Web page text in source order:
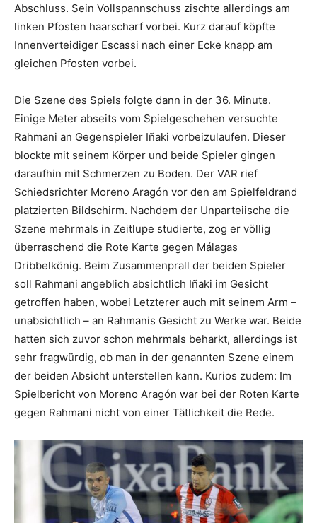
Abschluss. Sein Vollspannschuss zischte allerdings am
linken Pfosten haarscharf vorbei. Kurz darauf köpfte
Innenverteidiger Escassi nach einer Ecke knapp am
gleichen Pfosten vorbei.
Die Szene des Spiels folgte dann in der 36. Minute.
Einige Meter abseits vom Spielgeschehen versuchte
Rahmani an Gegenspieler Iñaki vorbeizulaufen. Dieser
blockte mit seinem Körper und beide Spieler gingen
daraufhin mit Schmerzen zu Boden. Der VAR rief
Schiedsrichter Moreno Aragón vor den am Spielfeldrand
platzierten Bildschirm. Nachdem der Unparteiische die
Szene mehrmals in Zeitlupe studierte, zog er völlig
überraschend die Rote Karte gegen Málagas
Dribbelkönig. Beim Zusammenprall der beiden Spieler
soll Rahmani angeblich absichtlich Iñaki im Gesicht
getroffen haben, wobei Letzterer auch mit seinem Arm –
unabsichtlich – an Rahmanis Gesicht zu Werke war. Beide
hatten sich zuvor schon mehrmals beharkt, allerdings ist
sehr fragwürdig, ob man in der genannten Szene einem
der beiden Absicht unterstellen kann. Kurios zudem: Im
Spielbericht von Moreno Aragón war bei der Roten Karte
gegen Rahmani nicht von einer Tätlichkeit die Rede.